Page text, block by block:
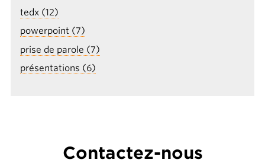
tedx (12)
powerpoint (7)
prise de parole (7)
présentations (6)
Contactez-nous